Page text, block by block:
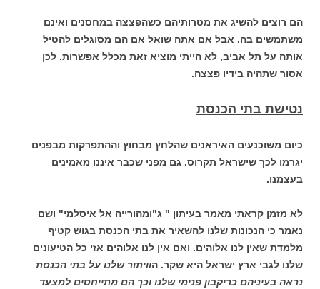
הם רוצים להשיג את מטרותיהם כשהפצצה במחסנים ואינם
משתמשים בה. אבל אם אתה שואל אם הם מסוגלים להטיל
אותה על תל אביב, לא הייתי מוציא זאת מכלל אפשרות. לכן
אסור שתהיה בידיו פצצה.
נטישת בתי הכנסת
כיום משוכנעים האיראנים שהלחץ מבחוץ וההתפרקות מבפנים
יגרמו לכך שישראל תקרוס. גם מפני שכבר איננו מאמינים
בעצמנו.
לא מזמן קראתי מאמר בעיתון " ג"ומהורייה אל איסלמי" ושם
נאמר כי הנכונות שלנו להשאיר את בתי הכנסת בגוש קטיף
מלמדת שאין לנו אלוהים. ואם אין לנו אלוהים אזי כל הטיעונים
שלנו לגבי ארץ ישראל היא שקר. הוויתור שלנו על בתי הכנסת
נראה בעיניהם כריקבון פנימי שלנו וכך הם מתייחסים למצעד